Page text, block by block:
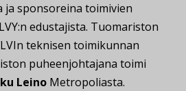
ja sponsoreina toimivien
edustajista. Tuomariston
teknisen toimikunnan
puheenjohtajana toimi
Leino Metropoliasta.